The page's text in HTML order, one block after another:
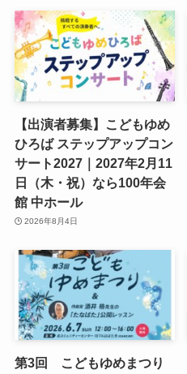
【出演者募集】こどもゆめ
ひろば ステップアップコン
サート2027｜2027年2月11
日（木・祝）なら100年会
館 中ホール
2026年8月4日
第3回 こどもゆめまつり